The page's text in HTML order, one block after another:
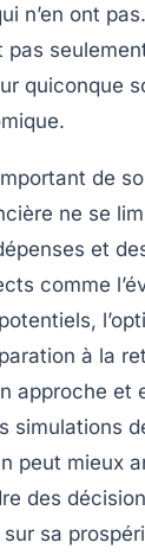
n’en ont
pas
quiconque
de
ne se
et
comme
à la
approche et
simulations
peut mieux
des
sa